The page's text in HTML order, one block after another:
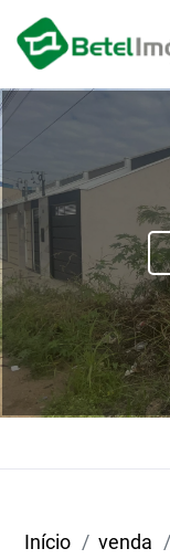
Início venda